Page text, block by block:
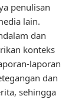
penulisan
lain.
dan
konteks
laporan
dan
sehingga